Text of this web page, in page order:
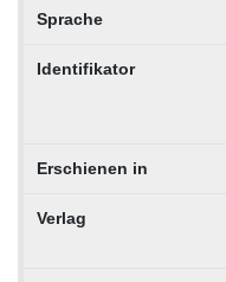
Sprache
Identifikator
Erschienen in
Verlag